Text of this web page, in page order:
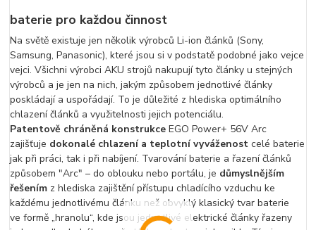
baterie pro každou činnost
Na světě existuje jen několik výrobců Li-ion článků (Sony,
Samsung, Panasonic), které jsou si v podstatě podobné jako vejce
vejci. Všichni výrobci AKU strojů nakupují tyto články u stejných
výrobců a je jen na nich, jakým způsobem jednotlivé články
poskládají a uspořádají. To je důležité z hlediska optimálního
chlazení článků a využitelnosti jejich potenciálu.
Patentově chráněná konstrukce EGO Power+ 56V Arc
zajišťuje dokonalé chlazení a teplotní vyváženost celé baterie
jak při práci, tak i při nabíjení. Tvarování baterie a řazení článků
způsobem "Arc" – do oblouku nebo portálu, je důmyslnějším
řešením z hlediska zajištění přístupu chladícího vzduchu ke
každému jednotlivému článku než obvyklý klasický tvar baterie
ve formě „hranolu“, kde jsou jednotlivé elektrické články řazeny